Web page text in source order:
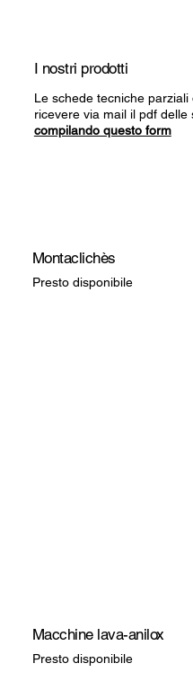
I nostri prodotti
Le schede tecniche
ricevere via mail il pdf delle
compilando questo form
Montaclichès
Presto disponibile
Macchine lava-anilox
Presto disponibile